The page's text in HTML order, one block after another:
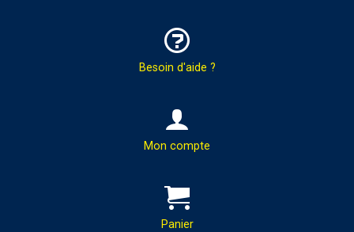
Besoin d'aide ?
HOTLINE & COMMANDES
PAR TÉLÉPHONE :
PAR MAIL :
Contactez-nous pour toutes
demandes de renseignements
Mon compte
Panier